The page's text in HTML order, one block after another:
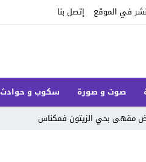
في الموقع إتصل بنا
صوت و صورة سكوب و حوادث
مقهى بحي الزيتون فمكناس